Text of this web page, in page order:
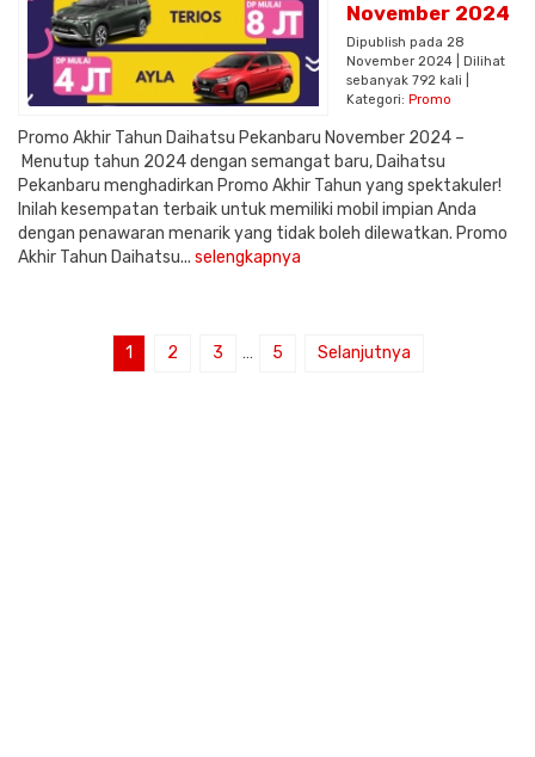
November 2024
Dipublish pada 28
November 2024 | Dilihat
sebanyak 792 kali |
Kategori: Promo
Promo Akhir Tahun Daihatsu Pekanbaru November 2024 –
Menutup tahun 2024 dengan semangat baru, Daihatsu
Pekanbaru menghadirkan Promo Akhir Tahun yang spektakuler!
Inilah kesempatan terbaik untuk memiliki mobil impian Anda
dengan penawaran menarik yang tidak boleh dilewatkan. Promo
Akhir Tahun Daihatsu... selengkapnya
1 2 3 … 5 Selanjutnya